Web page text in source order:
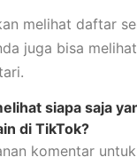
melihat daftar
juga bisa
siapa saja
di TikTok?
komentar